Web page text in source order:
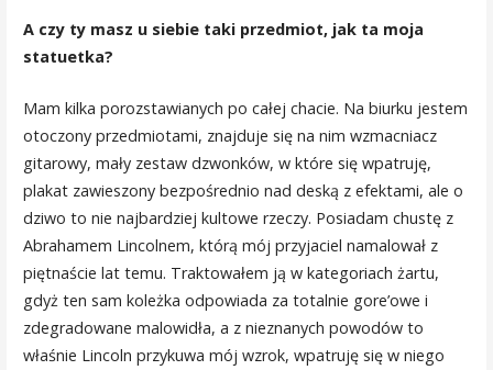
A czy ty masz u siebie taki przedmiot, jak ta moja
statuetka?
Mam kilka porozstawianych po całej chacie. Na biurku jestem
otoczony przedmiotami, znajduje się na nim wzmacniacz
gitarowy, mały zestaw dzwonków, w które się wpatruję,
plakat zawieszony bezpośrednio nad deską z efektami, ale o
dziwo to nie najbardziej kultowe rzeczy. Posiadam chustę z
Abrahamem Lincolnem, którą mój przyjaciel namalował z
piętnaście lat temu. Traktowałem ją w kategoriach żartu,
gdyż ten sam koleżka odpowiada za totalnie gore’owe i
zdegradowane malowidła, a z nieznanych powodów to
właśnie Lincoln przykuwa mój wzrok, wpatruję się w niego